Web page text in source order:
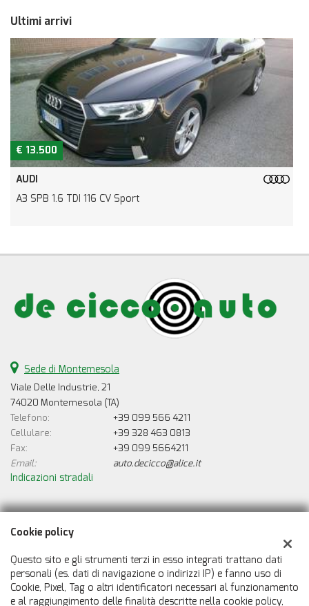
Ultimi arrivi
€ 10.500
Renegade 1.6 Mjt 120 CV Limited
Sede di Montemesola
Viale Delle Industrie, 21
74020 Montemesola (TA)
Telefono:
+39 099 566 4211
Cellulare:
+39 328 463 0813
Fax:
+39 099 5664211
Email:
auto.decicco@alice.it
Indicazioni stradali
Dati fiscali:
De Cicco Auto
Viale Delle Industrie, 21, Montemesola (TA)
C.F/P.IVA:00388550733
Registro delle imprese:TA
Cookie policy
Questo sito e gli strumenti terzi in esso integrati trattano dati
personali (es. dati di navigazione o indirizzi IP) e fanno uso di
Cookie, Pixel, Tag o altri identificatori necessari al funzionamento
e al raggiungimento delle finalità descritte nella cookie policy,